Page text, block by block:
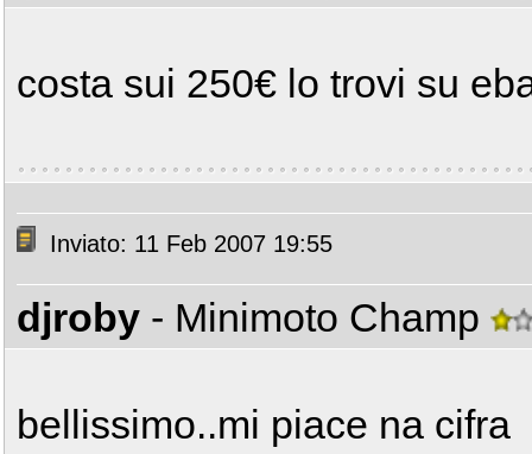
costa sui 250€ lo trovi su
Inviato: 11 Feb 2007 19:55
djroby - Minimoto Champ
bellissimo..mi piace na cifra